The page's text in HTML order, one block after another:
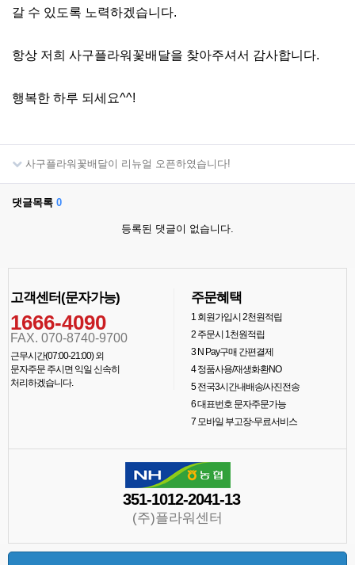
갈 수 있도록 노력하겠습니다.
항상 저희 사구플라워꽃배달을 찾아주셔서 감사합니다.
행복한 하루 되세요^^!
사구플라워꽃배달이 리뉴얼 오픈하였습니다!
댓글목록 0
등록된 댓글이 없습니다.
고객센터(문자가능)
1666-4090
FAX. 070-8740-9700
근무시간(07:00-21:00) 외
문자주문 주시면 익일 신속히
처리하겠습니다.
주문혜택
1회원가입시 2천원적립
2주문시 1천원적립
3N Pay구매 간편결제
4정품사용/재생화환NO
5전국3시간내배송/사진전송
6대표번호 문자주문가능
7모바일 부고장-무료서비스
351-1012-2041-13
(주)플라워센터